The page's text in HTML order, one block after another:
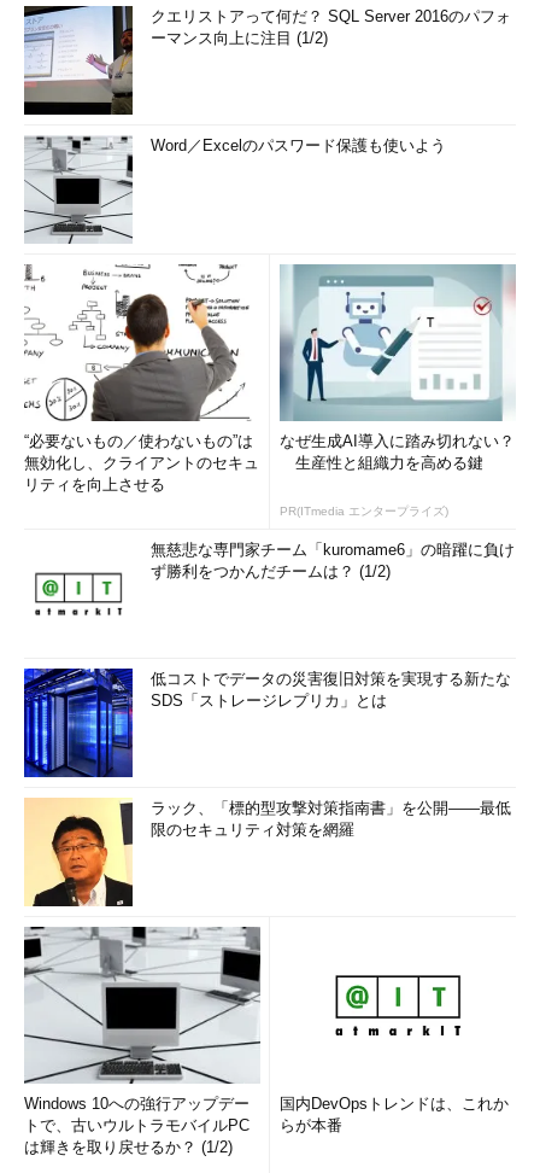
クエリストアって何だ？ SQL Server 2016のパフォ
ーマンス向上に注目 (1/2)
Word／Excelのパスワード保護も使いよう
“必要ないもの／使わないもの”は
無効化し、クライアントのセキュ
リティを向上させる
なぜ生成AI導入に踏み切れない？
生産性と組織力を高める鍵
PR(ITmedia エンタープライズ)
無慈悲な専門家チーム「kuromame6」の暗躍に負け
ず勝利をつかんだチームは？ (1/2)
低コストでデータの災害復旧対策を実現する新たな
SDS「ストレージレプリカ」とは
ラック、「標的型攻撃対策指南書」を公開――最低
限のセキュリティ対策を網羅
Windows 10への強行アップデー
トで、古いウルトラモバイルPC
は輝きを取り戻せるか？ (1/2)
国内DevOpsトレンドは、これか
らが本番